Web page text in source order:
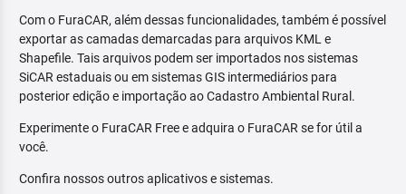
Com o FuraCAR, além dessas funcionalidades, também é possível
exportar as camadas demarcadas para arquivos KML e
Shapefile. Tais arquivos podem ser importados nos sistemas
SiCAR estaduais ou em sistemas GIS intermediários para
posterior edição e importação ao Cadastro Ambiental Rural.
Experimente o FuraCAR Free e adquira o FuraCAR se for útil a
você.
Confira nossos outros aplicativos e sistemas.